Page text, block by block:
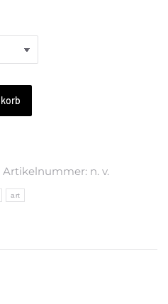
Artikelnummer: n. v.
art